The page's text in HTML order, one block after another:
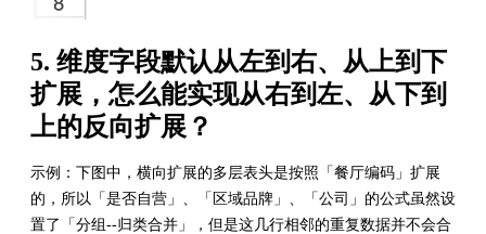
5. 维度字段默认从左到右、从上到下
扩展，怎么能实现从右到左、从下到
上的反向扩展？
示例：下图中，横向扩展的多层表头是按照「餐厅编码」扩展
的，所以「是否自营」、「区域品牌」、「公司」的公式虽然设
置了「分组--归类合并」，但是这几行相邻的重复数据并不会合